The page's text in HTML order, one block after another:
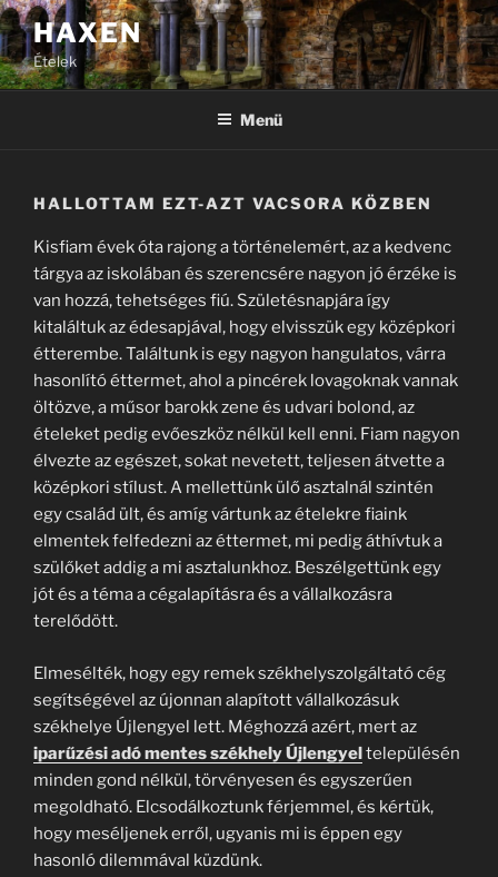
Tartalomhoz
HAXEN
Ételek
Menü
HALLOTTAM EZT-AZT VACSORA KÖZBEN
Kisfiam évek óta rajong a történelemért, az a kedvenc
tárgya az iskolában és szerencsére nagyon jó érzéke is
van hozzá, tehetséges fiú. Születésnapjára így
kitaláltuk az édesapjával, hogy elvisszük egy középkori
étterembe. Találtunk is egy nagyon hangulatos, várra
hasonlító éttermet, ahol a pincérek lovagoknak vannak
öltözve, a műsor barokk zene és udvari bolond, az
ételeket pedig evőeszköz nélkül kell enni. Fiam nagyon
élvezte az egészet, sokat nevetett, teljesen átvette a
középkori stílust. A mellettünk ülő asztalnál szintén
egy család ült, és amíg vártunk az ételekre fiaink
elmentek felfedezni az éttermet, mi pedig áthívtuk a
szülőket addig a mi asztalunkhoz. Beszélgettünk egy
jót és a téma a cégalapításra és a vállalkozásra
terelődött.
Elmesélték, hogy egy remek székhelyszolgáltató cég
segítségével az újonnan alapított vállalkozásuk
székhelye Újlengyel lett. Méghozzá azért, mert az
iparűzési adó mentes székhely Újlengyeltelepülésén
minden gond nélkül, törvényesen és egyszerűen
megoldható. Elcsodálkoztunk férjemmel, és kértük,
hogy meséljenek erről, ugyanis mi is éppen egy
hasonló dilemmával küzdünk.